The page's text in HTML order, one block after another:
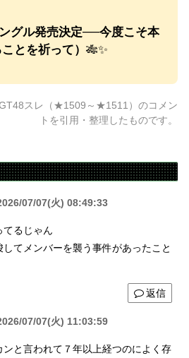
グル発売決定──今度こそ本
とを祈って） 🎋✨
スレ（★1509～★1511）のコメン
トを引用・整理したものです。
07/07(火) 08:49:33
てるじゃん
してメンバーを襲う事件があったこと
返信
07/07(火) 11:03:59
ンと言われて７年以上経つのによく存